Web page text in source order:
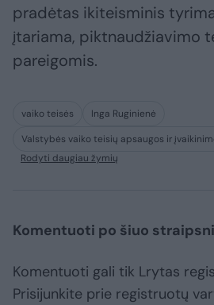
pradėtas ikiteisminis
įtariama, piktnaudžiavimo
pareigomis.
vaiko teisės
Inga Ruginienė
Valstybės vaiko teisių apsaugos ir
Rodyti daugiau žymių
Komentuoti po šiuo
Komentuoti gali tik Lrytas
Prisijunkite prie registruotų